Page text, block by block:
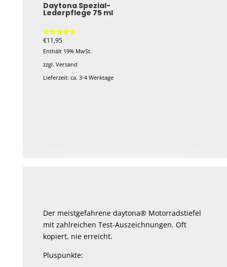
Daytona Spezial-
Lederpflege 75 ml
Bewertet mit
von 5
€11,95
Enthält 19% MwSt.
zzgl.Versand
Lieferzeit: ca. 3-4 Werktage
Der meistgefahrene daytona® Motorradstiefel
mit zahlreichen Test-Auszeichnungen. Oft
kopiert, nie erreicht.
Pluspunkte: